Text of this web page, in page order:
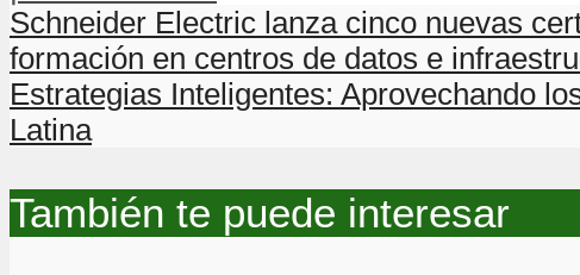
Schneider Electric lanza cinco nuevas
formación en centros de datos e
Estrategias Inteligentes: Aprovechando
Latina
También te puede interesar